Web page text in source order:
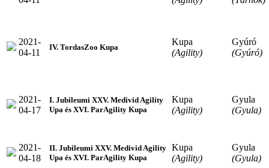
2021-
04-11
IV. TordasZoo Kupa
Kupa
(Agility)
Gyúró
(Gyúró)
2021-
04-17
I. Jubileumi XXV. Medivid Agility
Upa és XVI. ParAgility Kupa
Kupa
(Agility)
Gyula
(Gyula)
2021-
04-18
II. Jubileumi XXV. Medivid Agility
Upa és XVI. ParAgility Kupa
Kupa
(Agility)
Gyula
(Gyula)